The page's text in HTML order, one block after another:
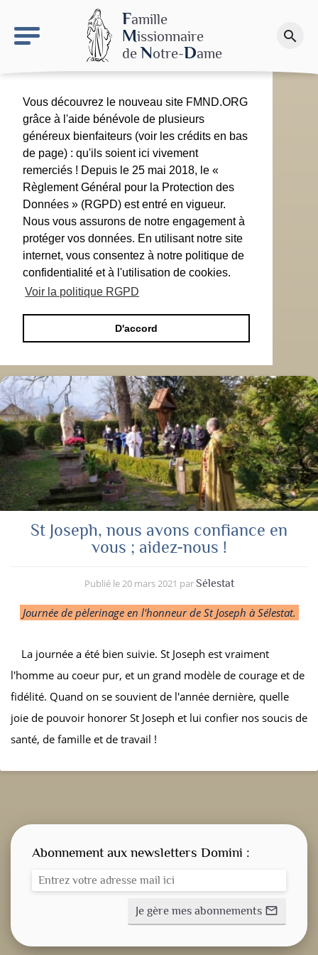
Famille
Missionnaire
de Notre-Dame
search
Faire un don
Vous découvrez le nouveau site FMND.ORG
grâce à l'aide bénévole de plusieurs
généreux bienfaiteurs (voir les crédits en bas
de page) : qu'ils soient ici vivement
remerciés ! Depuis le 25 mai 2018, le «
Règlement Général pour la Protection des
Données » (RGPD) est entré en vigueur.
Nous vous assurons de notre engagement à
protéger vos données. En utilisant notre site
internet, vous consentez à notre politique de
confidentialité et à l'utilisation de cookies.
Voir la politique RGPD
D'accord
St Joseph, nous avons confiance en
vous ; aidez-nous !
Publié le20 mars 2021 parSélestat
Journée de pèlerinage en l'honneur de St Joseph à Sélestat.
La journée a été bien suivie. St Joseph est vraiment
l'homme au coeur pur, et un grand modèle de courage et de
fidélité. Quand on se souvient de l'année dernière, quelle
joie de pouvoir honorer St Joseph et lui confier nos soucis de
santé, de famille et de travail !
Abonnement aux newsletters Domini :
Je gère mes abonnements mail_outline